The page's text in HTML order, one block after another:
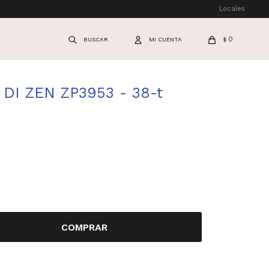
$ 0
Locales
DI ZEN ZP3953 - 38-t
COMPRAR